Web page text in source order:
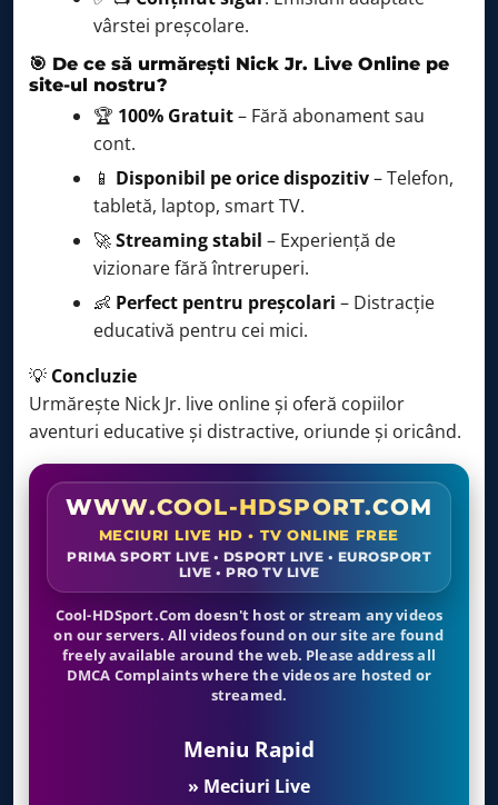
vârstei preșcolare.
🎯 De ce să urmărești Nick Jr. Live Online pe
site-ul nostru?
🏆 100% Gratuit– Fără abonament sau
cont.
📱 Disponibil pe orice dispozitiv– Telefon,
tabletă, laptop, smart TV.
🚀Streaming stabil – Experiență de
vizionare fără întreruperi.
👶 Perfect pentru preșcolari – Distracție
educativă pentru cei mici.
💡 Concluzie
Urmărește Nick Jr. live online și oferă copiilor
aventuri educative și distractive, oriunde și oricând.
WWW.COOL-HDSPORT.COM
MECIURI LIVE HD • TV ONLINE FREE
PRIMA SPORT LIVE • DSPORT LIVE • EUROSPORT
LIVE • PRO TV LIVE
Cool-HDSport.Com doesn't host or stream any videos
on our servers. All videos found on our site are found
freely available around the web. Please address all
DMCA Complaints where the videos are hosted or
streamed.
Meniu Rapid
» Meciuri Live